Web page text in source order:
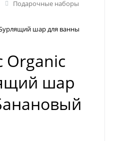
Подарочные наборы
шар для ванны
Organic
шар